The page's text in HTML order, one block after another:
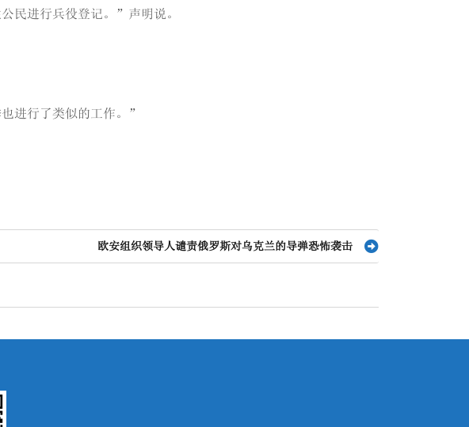
民进行兵役登记。”声明说。
进行了类似的工作。”
欧安组织领导人谴责俄罗斯对乌克兰的导弹恐怖袭击